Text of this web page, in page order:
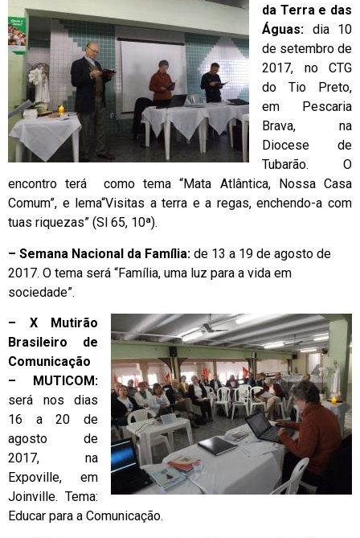
da Terra e das
Águas: dia 10
de setembro de
2017, no CTG
do Tio Preto,
em Pescaria
Brava, na
Diocese de
Tubarão. O
encontro terá como tema “Mata Atlântica, Nossa Casa
Comum”, e lema“Visitas a terra e a regas, enchendo-a com
tuas riquezas” (Sl 65, 10ª).
– Semana Nacional da Família: de 13 a 19 de agosto de
2017. O tema será “Família, uma luz para a vida em
sociedade”.
– X Mutirão
Brasileiro de
Comunicação
– MUTICOM:
será nos dias
16 a 20 de
agosto de
2017, na
Expoville, em
Joinville. Tema:
Educar para a Comunicação.